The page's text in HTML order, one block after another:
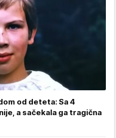
od deteta: Sa 4
a sačekala ga tragična